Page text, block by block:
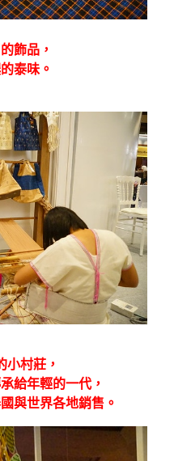
飾品，
泰味。
小村莊，
給年輕的一代，
與世界各地銷售。